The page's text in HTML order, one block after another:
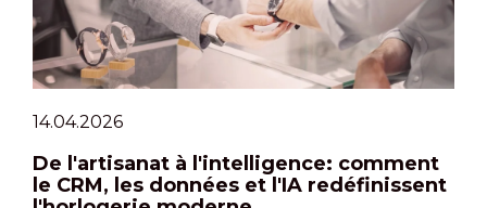
14.04.2026
De l'artisanat à l'intelligence: comment
le CRM, les données et l'IA redéfinissent